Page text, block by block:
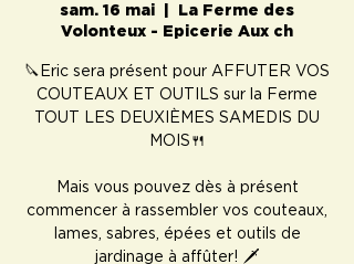
sam. 16 mai
La Ferme des
Volonteux - Epicerie Aux ch
🔪Eric sera présent pour AFFUTER VOS
COUTEAUX ET OUTILS sur la Ferme
TOUT LES DEUXIÈMES SAMEDIS DU
MOIS🍴
Mais vous pouvez dès à présent
commencer à rassembler vos couteaux,
lames, sabres, épées et outils de
jardinage à affûter! 🗡️